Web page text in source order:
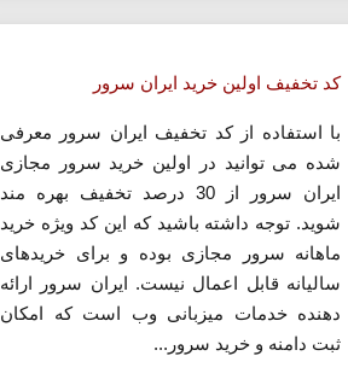
کد تخفیف اولین خرید ایران سرور
با استفاده از کد تخفیف ایران سرور معرفی
شده می توانید در اولین خرید سرور مجازی
ایران سرور از 30 درصد تخفیف بهره مند
شوید. توجه داشته باشید که این کد ویژه خرید
ماهانه سرور مجازی بوده و برای خریدهای
سالیانه قابل اعمال نیست. ایران سرور ارائه
دهنده خدمات میزبانی وب است که امکان
ثبت دامنه و خرید سرور...